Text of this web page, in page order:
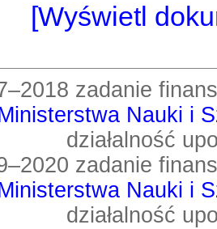
[Wyświetl
zadanie
Nauki i
działalność
zadanie
Nauki i
działalność